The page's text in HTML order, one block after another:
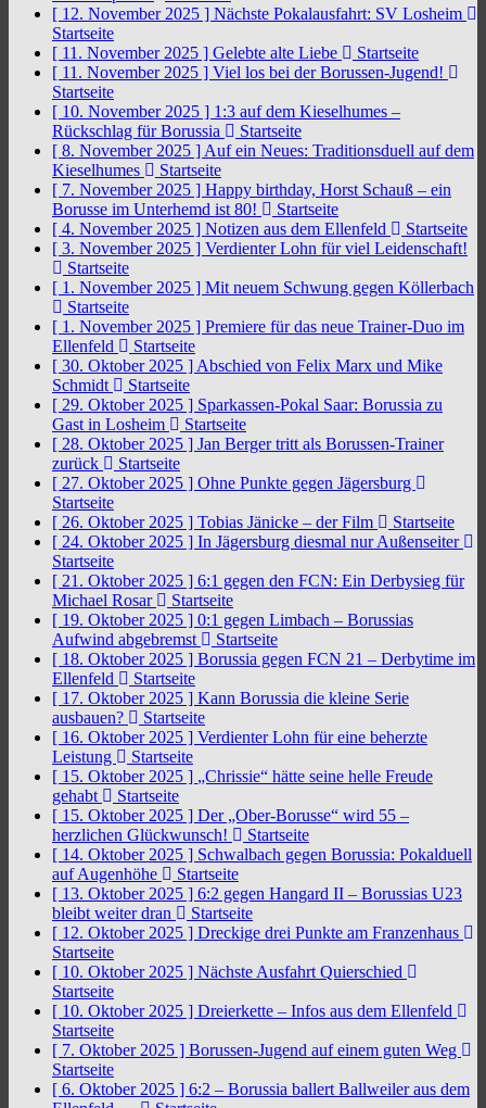
[ 12. November 2025 ] Nächste Pokalausfahrt: SV Losheim
Startseite
[ 11. November 2025 ] Gelebte alte Liebe
Startseite
[ 11. November 2025 ] Viel los bei der Borussen-Jugend!
Startseite
[ 10. November 2025 ] 1:3 auf dem Kieselhumes –
Rückschlag für Borussia
Startseite
[ 8. November 2025 ] Auf ein Neues: Traditionsduell auf dem
Kieselhumes
Startseite
[ 7. November 2025 ] Happy birthday, Horst Schauß – ein
Borusse im Unterhemd ist 80!
Startseite
[ 4. November 2025 ] Notizen aus dem Ellenfeld
Startseite
[ 3. November 2025 ] Verdienter Lohn für viel Leidenschaft!
Startseite
[ 1. November 2025 ] Mit neuem Schwung gegen Köllerbach
Startseite
[ 1. November 2025 ] Premiere für das neue Trainer-Duo im
Ellenfeld
Startseite
[ 30. Oktober 2025 ] Abschied von Felix Marx und Mike
Schmidt
Startseite
[ 29. Oktober 2025 ] Sparkassen-Pokal Saar: Borussia zu
Gast in Losheim
Startseite
[ 28. Oktober 2025 ] Jan Berger tritt als Borussen-Trainer
zurück
Startseite
[ 27. Oktober 2025 ] Ohne Punkte gegen Jägersburg
Startseite
[ 26. Oktober 2025 ] Tobias Jänicke – der Film
Startseite
[ 24. Oktober 2025 ] In Jägersburg diesmal nur Außenseiter
Startseite
[ 21. Oktober 2025 ] 6:1 gegen den FCN: Ein Derbysieg für
Michael Rosar
Startseite
[ 19. Oktober 2025 ] 0:1 gegen Limbach – Borussias
Aufwind abgebremst
Startseite
[ 18. Oktober 2025 ] Borussia gegen FCN 21 – Derbytime im
Ellenfeld
Startseite
[ 17. Oktober 2025 ] Kann Borussia die kleine Serie
ausbauen?
Startseite
[ 16. Oktober 2025 ] Verdienter Lohn für eine beherzte
Leistung
Startseite
[ 15. Oktober 2025 ] „Chrissie“ hätte seine helle Freude
gehabt
Startseite
[ 15. Oktober 2025 ] Der „Ober-Borusse“ wird 55 –
herzlichen Glückwunsch!
Startseite
[ 14. Oktober 2025 ] Schwalbach gegen Borussia: Pokalduell
auf Augenhöhe
Startseite
[ 13. Oktober 2025 ] 6:2 gegen Hangard II – Borussias U23
bleibt weiter dran
Startseite
[ 12. Oktober 2025 ] Dreckige drei Punkte am Franzenhaus
Startseite
[ 10. Oktober 2025 ] Nächste Ausfahrt Quierschied
Startseite
[ 10. Oktober 2025 ] Dreierkette – Infos aus dem Ellenfeld
Startseite
[ 7. Oktober 2025 ] Borussen-Jugend auf einem guten Weg
Startseite
[ 6. Oktober 2025 ] 6:2 – Borussia ballert Ballweiler aus dem